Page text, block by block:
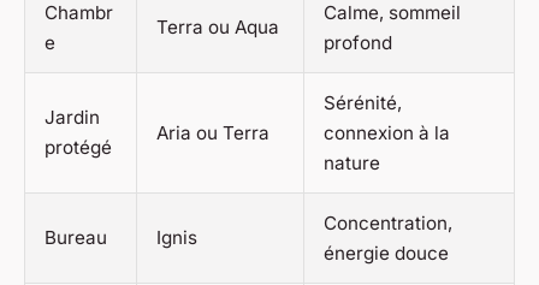
Chambr
e
Terra ou Aqua
Calme, sommeil
profond
Jardin
protégé
Aria ou Terra
Sérénité,
connexion à la
nature
Bureau Ignis
Concentration,
énergie douce